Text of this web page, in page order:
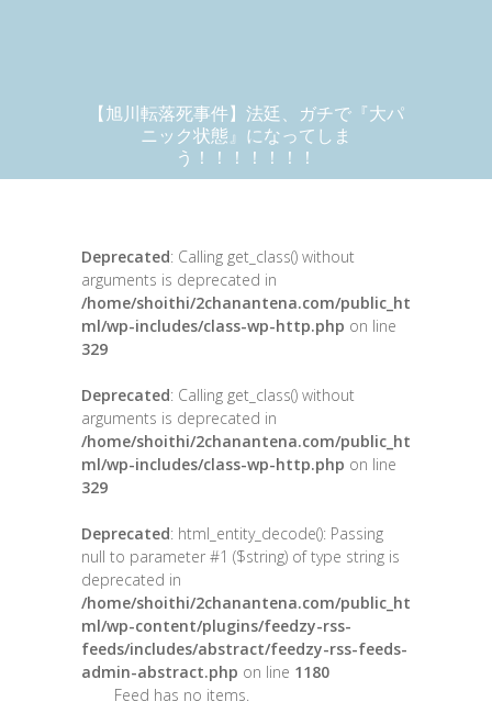
【旭川転落死事件】法廷、ガチで『大パ
ニック状態』になってしま
う！！！！！！！
Deprecated: Calling get_class() without
arguments is deprecated in
/home/shoithi/2chanantena.com/public_ht
ml/wp-includes/class-wp-http.php on line
329
Deprecated: Calling get_class() without
arguments is deprecated in
/home/shoithi/2chanantena.com/public_ht
ml/wp-includes/class-wp-http.php on line
329
Deprecated: html_entity_decode(): Passing
null to parameter #1 ($string) of type string is
deprecated in
/home/shoithi/2chanantena.com/public_ht
ml/wp-content/plugins/feedzy-rss-
feeds/includes/abstract/feedzy-rss-feeds-
admin-abstract.php on line 1180
Feed has no items.